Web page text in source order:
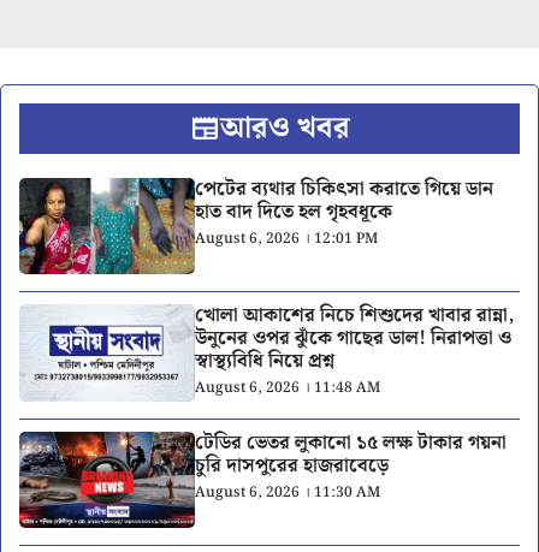
আরও খবর
পেটের ব্যথার চিকিৎসা করাতে গিয়ে ডান
হাত বাদ দিতে হল গৃহবধূকে
August 6, 2026 । 12:01 PM
খোলা আকাশের নিচে শিশুদের খাবার রান্না,
উনুনের ওপর ঝুঁকে গাছের ডাল! নিরাপত্তা ও
স্বাস্থ্যবিধি নিয়ে প্রশ্ন
August 6, 2026 । 11:48 AM
টেডির ভেতর লুকানো ১৫ লক্ষ টাকার গয়না
চুরি দাসপুরের হাজরাবেড়ে
August 6, 2026 । 11:30 AM